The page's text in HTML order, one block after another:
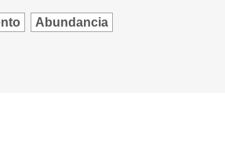
Abundancia